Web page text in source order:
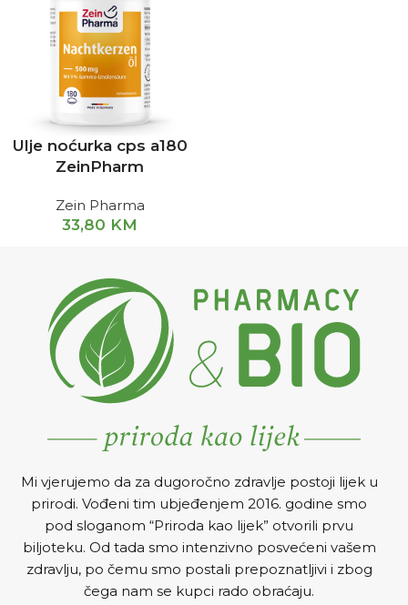
Ulje noćurka cps a180
ZeinPharm
Zein Pharma
33,80 KM
Mi vjerujemo da za dugoročno zdravlje postoji lijek u
prirodi. Vođeni tim ubjeđenjem 2016. godine smo
pod sloganom “Priroda kao lijek” otvorili prvu
biljoteku. Od tada smo intenzivno posvećeni vašem
zdravlju, po čemu smo postali prepoznatljivi i zbog
čega nam se kupci rado obraćaju.